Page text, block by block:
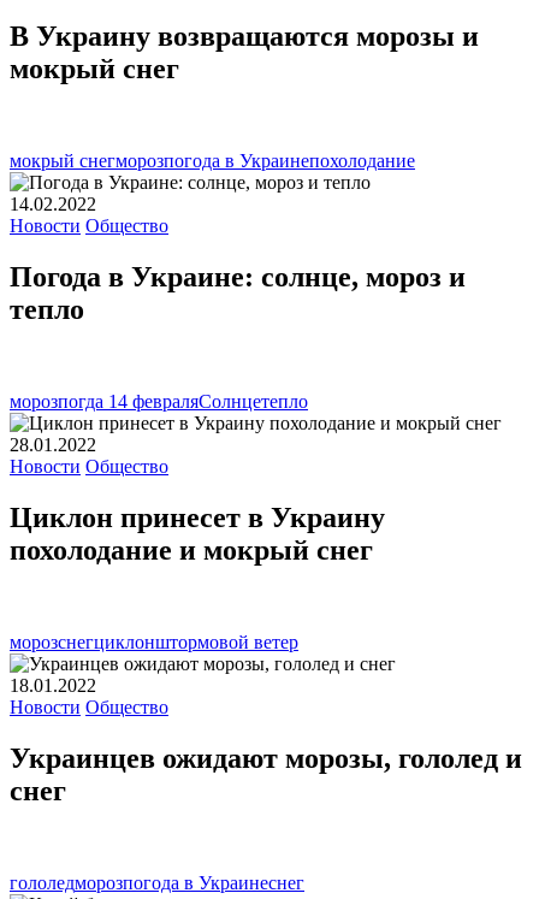
В Украину возвращаются морозы и
мокрый снег
мокрый снегморозпогода в Украинепохолодание
14.02.2022
Новости Общество
Погода в Украине: солнце, мороз и
тепло
морозпогда 14 февраляСолнцетепло
28.01.2022
Новости Общество
Циклон принесет в Украину
похолодание и мокрый снег
морозснегциклонштормовой ветер
18.01.2022
Новости Общество
Украинцев ожидают морозы, гололед и
снег
гололедморозпогода в Украинеснег